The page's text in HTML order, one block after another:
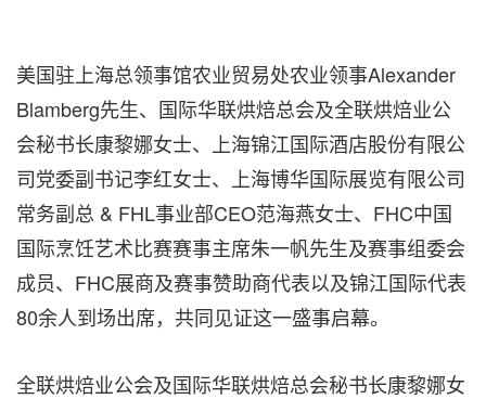
美国驻上海总领事馆农业贸易处农业领事Alexander
Blamberg先生、国际华联烘焙总会及全联烘焙业公
会秘书长康黎娜女士、上海锦江国际酒店股份有限公
司党委副书记李红女士、上海博华国际展览有限公司
常务副总 & FHL事业部CEO范海燕女士、FHC中国
国际烹饪艺术比赛赛事主席朱一帆先生及赛事组委会
成员、FHC展商及赛事赞助商代表以及锦江国际代表
80余人到场出席，共同见证这一盛事启幕。
全联烘焙业公会及国际华联烘焙总会秘书长康黎娜女